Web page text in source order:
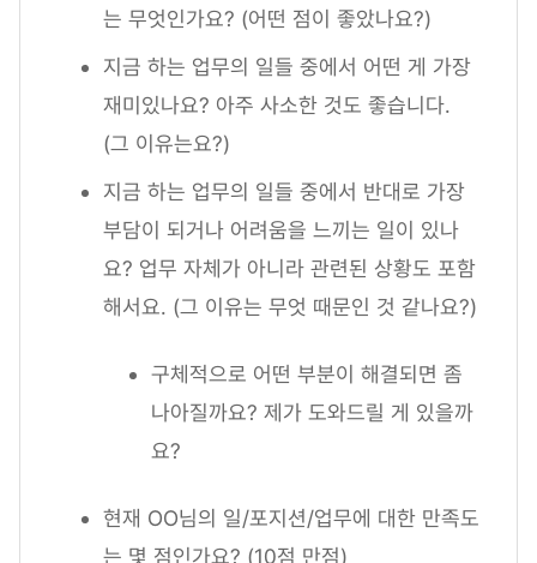
는 무엇인가요? (어떤 점이 좋았나요?)
지금 하는 업무의 일들 중에서 어떤 게 가장
재미있나요? 아주 사소한 것도 좋습니다.
(그 이유는요?)
지금 하는 업무의 일들 중에서 반대로 가장
부담이 되거나 어려움을 느끼는 일이 있나
요? 업무 자체가 아니라 관련된 상황도 포함
해서요. (그 이유는 무엇 때문인 것 같나요?)
구체적으로 어떤 부분이 해결되면 좀
나아질까요? 제가 도와드릴 게 있을까
요?
현재 OO님의 일/포지션/업무에 대한 만족도
는 몇 점인가요? (10점 만점)